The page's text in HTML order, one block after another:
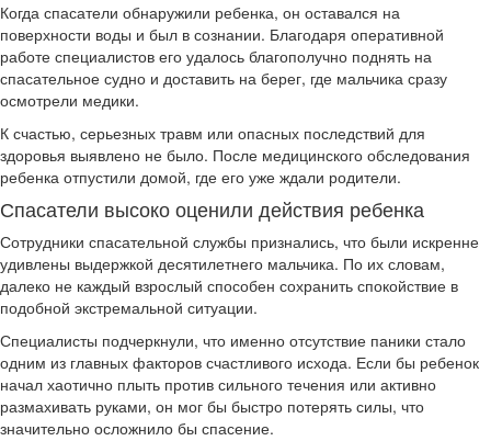
Когда спасатели обнаружили ребенка, он оставался на
поверхности воды и был в сознании. Благодаря оперативной
работе специалистов его удалось благополучно поднять на
спасательное судно и доставить на берег, где мальчика сразу
осмотрели медики.
К счастью, серьезных травм или опасных последствий для
здоровья выявлено не было. После медицинского обследования
ребенка отпустили домой, где его уже ждали родители.
Спасатели высоко оценили действия ребенка
Сотрудники спасательной службы признались, что были искренне
удивлены выдержкой десятилетнего мальчика. По их словам,
далеко не каждый взрослый способен сохранить спокойствие в
подобной экстремальной ситуации.
Специалисты подчеркнули, что именно отсутствие паники стало
одним из главных факторов счастливого исхода. Если бы ребенок
начал хаотично плыть против сильного течения или активно
размахивать руками, он мог бы быстро потерять силы, что
значительно осложнило бы спасение.